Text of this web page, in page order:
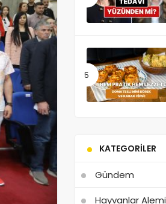
KATEGORILER
Gündem
Hayvanlar Alemi